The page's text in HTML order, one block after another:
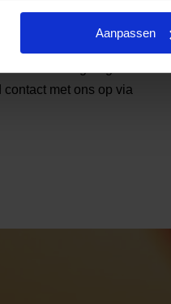
Aanpassen
u. Want wij zijn ervan
verdient.
of wilt u graag meer
met ons op via